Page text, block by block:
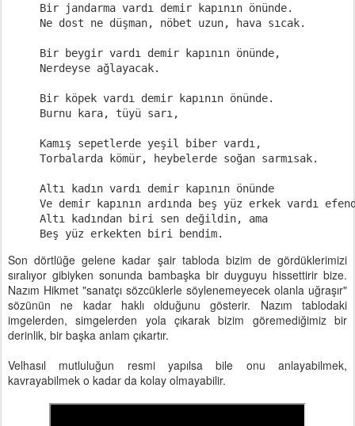
Bir jandarma vardı demir kapının önünde.
Ne dost ne düşman, nöbet uzun, hava sıcak.
Bir beygir vardı demir kapının önünde,
Nerdeyse ağlayacak.
Bir köpek vardı demir kapının önünde.
Burnu kara, tüyü sarı,
Kamış sepetlerde yeşil biber vardı,
Torbalarda kömür, heybelerde soğan sarmısak.
Altı kadın vardı demir kapının önünde
Ve demir kapının ardında beş yüz erkek vardı
Altı kadından biri sen değildin, ama
Beş yüz erkekten biri bendim.
Son dörtlüğe gelene kadar şair tabloda bizim de gördüklerimizi
sıralıyor gibiyken sonunda bambaşka bir duyguyu hissettirir bize.
Nazım Hikmet "sanatçı sözcüklerle söylenemeyecek olanla uğraşır"
sözünün ne kadar haklı olduğunu gösterir. Nazım tablodaki
imgelerden, simgelerden yola çıkarak bizim göremediğimiz bir
derinlik, bir başka anlam çıkartır.
Velhasıl mutluluğun resmi yapılsa bile onu anlayabilmek,
kavrayabilmek o kadar da kolay olmayabilir.